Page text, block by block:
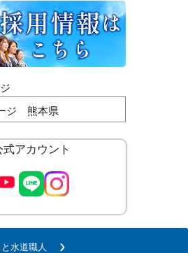
ジ 熊本県
式アカウント
水道職人